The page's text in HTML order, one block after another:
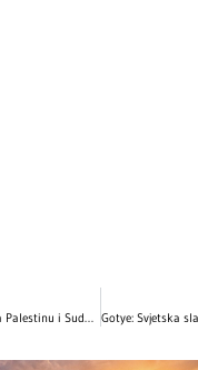
Zvijezde na koncertu za Palestinu i Sudan: Navijamo za mir i pomoć!